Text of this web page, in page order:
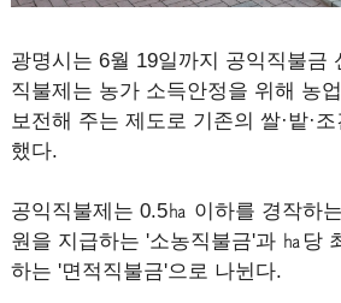
광명시는 6월 19일까지 공익직불금
직불제는 농가 소득안정을 위해 농
보전해 주는 제도로 기존의 쌀·밭·
했다.
공익직불제는 0.5㏊ 이하를 경작하
원을 지급하는 '소농직불금'과 ㏊당
하는 '면적직불금'으로 나뉜다.